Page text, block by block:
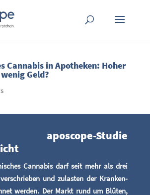
Can­na­bis in Apo­the­ken: Hoher
Geld?
Stu­die
Can­na­bis darf seit mehr als drei
und zulas­ten der Kran­ken­
wer­den. Der Markt rund um Blü­ten,